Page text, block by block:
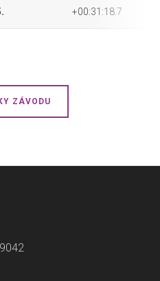
+00:31:18.7
ZÁVODU